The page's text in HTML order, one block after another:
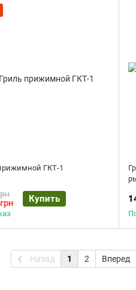
ГКТ-1
Купить
Назад 1 2 Вперед